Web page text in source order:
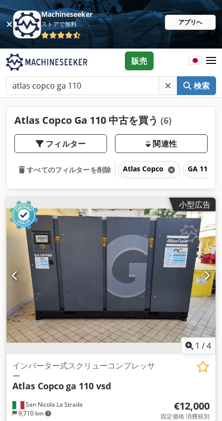
Machineseeker
ストアで無料 アプリへ
検索
販売
Atlas Copco Ga 110 中古を買う (6)
フィルター 関連性
すべてのフィルターを削除 Atlas Copco GA 110
小型広告
1 /4
San Nicola La Strada
9,710 km
インバーター式スクリューコンプレッサ
ー
Atlas Copcoga 110 vsd
€12,000
固定価格 消費税別